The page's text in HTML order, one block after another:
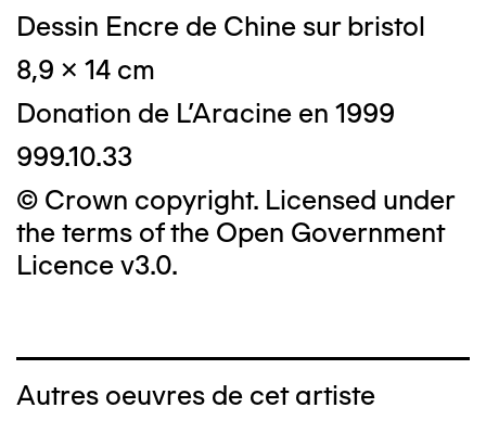
Dessin Encre de Chine sur bristol
8,9 x 14 cm
Donation de L'Aracine en 1999
999.10.33
© Crown copyright. Licensed under
the terms of the Open Government
Licence v3.0.
Autres oeuvres de cet artiste